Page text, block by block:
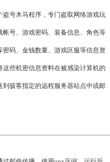
盗号木马程序，专门盗取网络游戏玩
帐号、游戏密码、装备信息、角色等
密码、金钱数量、游戏区服等信息资
这些机密信息资料在被感染计算机的
到骇客指定的远程服务器站点中或邮